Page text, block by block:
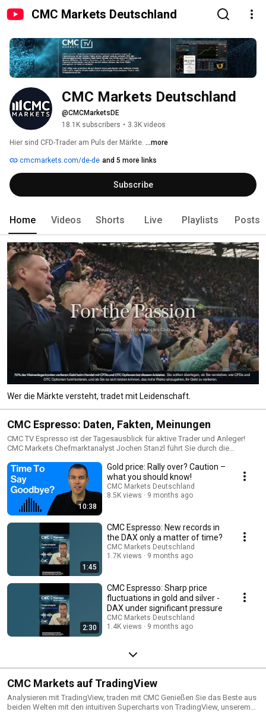
CMC Markets Deutschland
CMC Markets Deutschland
@CMCMarketsDE
18.1K subscribers • 3.3K videos
Hier sind CFD-Trader am Puls der Märkte. ...more
cmcmarkets.com/de-de and 5 more links
Subscribe
Home Videos Shorts Live Playlists Posts
Wer die Märkte versteht, tradet mit Leidenschaft.
CMC Espresso: Daten, Fakten, Meinungen
CMC TV Espresso ist der Tagesausblick für aktive Trader und Anleger!
CMC Markets Chefmarktanalyst Jochen Stanzl führt Sie durch die
wichtigen Chartmarken im DAX und den Märkten, die sich gerade am
stärksten bewegen und von Tradern gespielt werden.
10:38
Gold price: Rally over? Caution –
what you should know!
CMC Markets Deutschland
8.5K views
9 months ago
1:45
CMC Espresso: New records in
the DAX only a matter of time?
CMC Markets Deutschland
1.7K views
9 months ago
2:30
CMC Espresso: Sharp price
fluctuations in gold and silver -
DAX under significant pressure
CMC Markets Deutschland
1.4K views
9 months ago
CMC Markets auf TradingView
Analysieren mit TradingView, traden mit CMC Genießen Sie das Beste aus
beiden Welten mit den intuitiven Supercharts von TradingView, unserem